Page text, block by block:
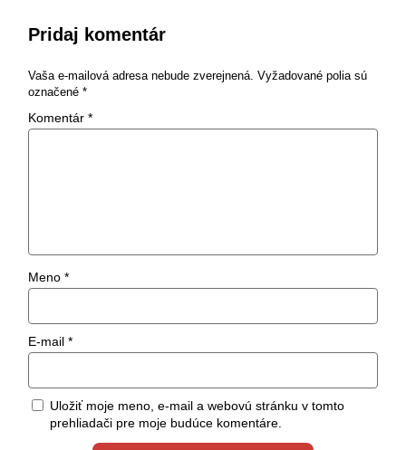
Pridaj komentár
Vaša e-mailová adresa nebude zverejnená. Vyžadované polia sú
označené *
Komentár *
Meno *
E-mail *
Uložiť moje meno, e-mail a webovú stránku v tomto
prehliadači pre moje budúce komentáre.